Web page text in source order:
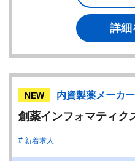
詳細
NEW 内資製薬メーカー
創薬インフォマティク
新着求人